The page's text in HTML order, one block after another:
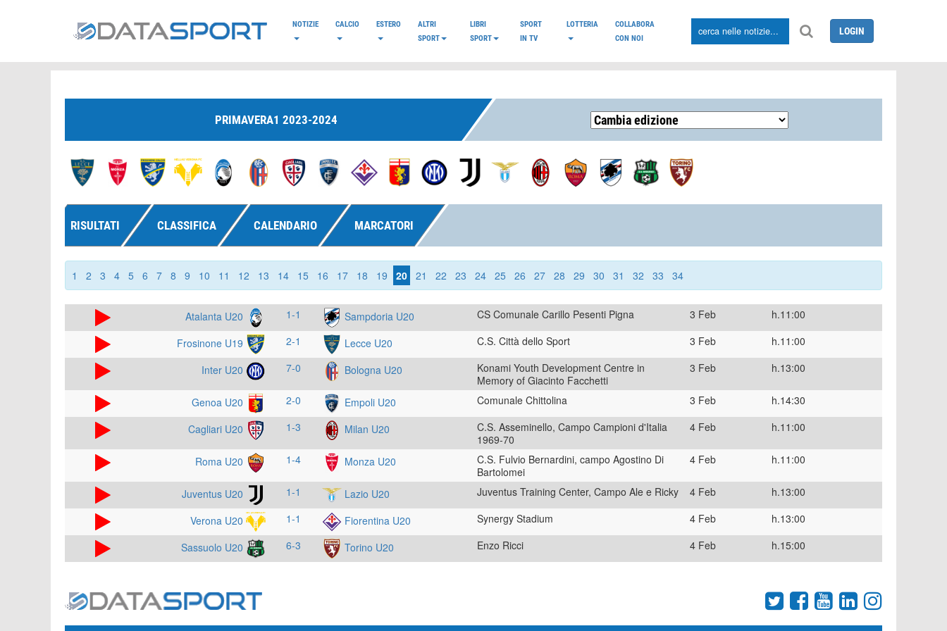
NOTIZIE CALCIO ESTERO
ALTRI
SPORT
LIBRI
SPORT
SPORT
IN TV
LOTTERIA
COLLABORA
CON NOI
LOGIN
PRIMAVERA1 2023-2024
RISULTATI CLASSIFICA CALENDARIO MARCATORI
1 2 3 4 5 6 7 8 9 10 11 12 13 14 15 16 17 18 19 20 21 22 23 24 25 26 27 28 29 30 31 32 33 34
Atalanta U20 1-1 Sampdoria U20 CS Comunale Carillo Pesenti Pigna 3 Feb h.11:00
Frosinone U19 2-1 Lecce U20 C.S. Città dello Sport 3 Feb h.11:00
Inter U20 7-0 Bologna U20
Konami Youth Development Centre in
Memory of Giacinto Facchetti
3 Feb h.13:00
Genoa U20 2-0 Empoli U20 Comunale Chittolina 3 Feb h.14:30
Cagliari U20 1-3 Milan U20
C.S. Asseminello, Campo Campioni d'Italia
1969-70
4 Feb h.11:00
Roma U20 1-4 Monza U20
C.S. Fulvio Bernardini, campo Agostino Di
Bartolomei
4 Feb h.11:00
Juventus U20 1-1 Lazio U20 Juventus Training Center, Campo Ale e Ricky 4 Feb h.13:00
Verona U20 1-1 Fiorentina U20 Synergy Stadium 4 Feb h.13:00
Sassuolo U20 6-3 Torino U20 Enzo Ricci 4 Feb h.15:00